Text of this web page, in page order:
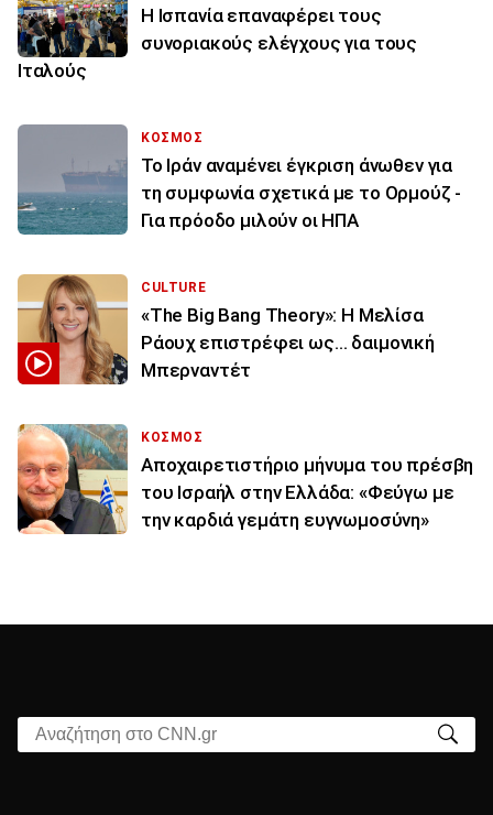
Η Ισπανία επαναφέρει τους
συνοριακούς ελέγχους για τους
Ιταλούς
ΚΟΣΜΟΣ
Το Ιράν αναμένει έγκριση άνωθεν για
τη συμφωνία σχετικά με το Ορμούζ -
Για πρόοδο μιλούν οι ΗΠΑ
CULTURE
«The Big Bang Theory»: Η Μελίσα
Ράουχ επιστρέφει ως… δαιμονική
Μπερναντέτ
ΚΟΣΜΟΣ
Αποχαιρετιστήριο μήνυμα του πρέσβη
του Ισραήλ στην Ελλάδα: «Φεύγω με
την καρδιά γεμάτη ευγνωμοσύνη»
Αναζήτηση στο CNN.gr